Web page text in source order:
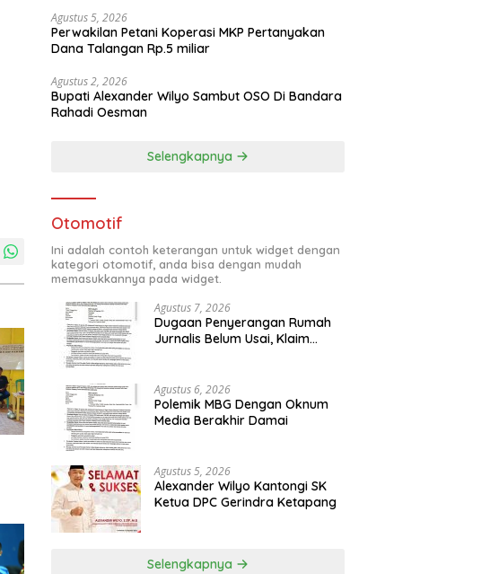
Agustus 5, 2026
Perwakilan Petani Koperasi MKP Pertanyakan
Dana Talangan Rp.5 miliar
Agustus 2, 2026
Bupati Alexander Wilyo Sambut OSO Di Bandara
Rahadi Oesman
Selengkapnya
Otomotif
Ini adalah contoh keterangan untuk widget dengan
kategori otomotif, anda bisa dengan mudah
memasukkannya pada widget.
Agustus 7, 2026
Dugaan Penyerangan Rumah
Jurnalis Belum Usai, Klaim
Agustus 6, 2026
Polemik MBG Dengan Oknum
Media Berakhir Damai
Agustus 5, 2026
Alexander Wilyo Kantongi SK
Ketua DPC Gerindra Ketapang
Selengkapnya